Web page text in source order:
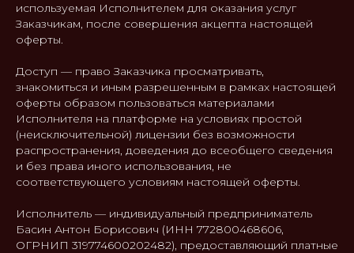
используемая Исполнителем для оказания услуг
Заказчикам, после совершения акцепта настоящей
оферты.
Доступ — право Заказчика просматривать,
знакомиться и иным разрешенным в рамках настоящей
оферты образом пользоваться материалами
Исполнителя на платформе на условиях простой
(неисключительной) лицензии без возможности
распространения, доведения до всеобщего сведения
и без права иного использования, не
соответствующего условиям настоящей оферты.
Исполнитель — индивидуальный предприниматель
Басин Антон Борисович (ИНН 772800468606,
ОГРНИП 319774600202482), предоставляющий платные